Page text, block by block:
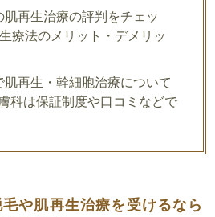
再生治療の評判をチェッ
療法のメリット・デメリッ
再生・幹細胞治療について
科は保証制度や口コミなどで
や肌再生治療を受けるなら